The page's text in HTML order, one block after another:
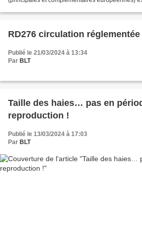
RD276 circulation
Publié le 21/03/2024 à 13:34
Par BLT
Taille des haies… pas en
reproduction !
Publié le 13/03/2024 à 17:03
Par BLT